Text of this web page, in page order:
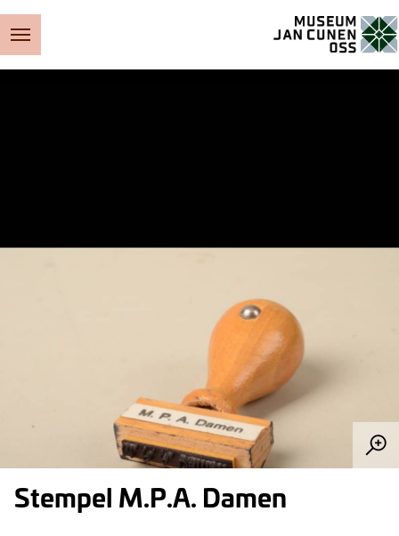
Stempel M.P.A. Damen